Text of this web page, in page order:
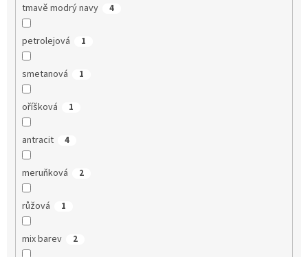
tmavě modrý navy 4
petrolejová 1
smetanová 1
oříšková 1
antracit 4
meruňková 2
růžová 1
mix barev 2